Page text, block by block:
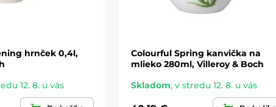
hrnček 0,4l,
12. 8. u vás
Colourful Spring kanvička na
mlieko 280ml, Villeroy & Boch
Skladom, v stredu 12. 8. u vás